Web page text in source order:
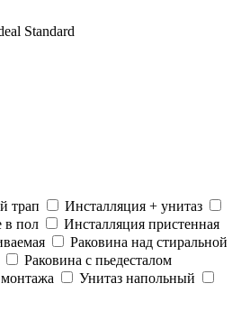
Standard
трап
Инсталляция + унитаз
в пол
Инсталляция пристенная
Раковина над стиральной
Раковина с пьедесталом
Унитаз напольный